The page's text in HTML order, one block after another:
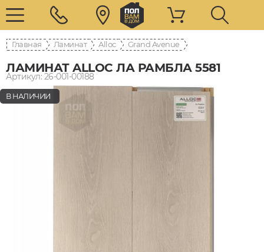
Главная Ламинат Alloc Grand Avenue
ЛАМИНАТ ALLOC ЛА РАМБЛА 5581
Артикул: 26-001-00188
В НАЛИЧИИ